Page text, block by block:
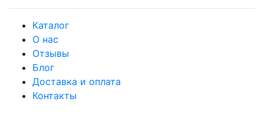
Каталог
О нас
Отзывы
Блог
Доставка и оплата
Контакты